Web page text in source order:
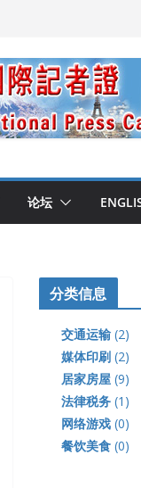
论坛
分类信息
交通运输 (2)
媒体印刷 (2)
居家房屋 (9)
法律税务 (1)
网络游戏 (0)
餐饮美食 (0)